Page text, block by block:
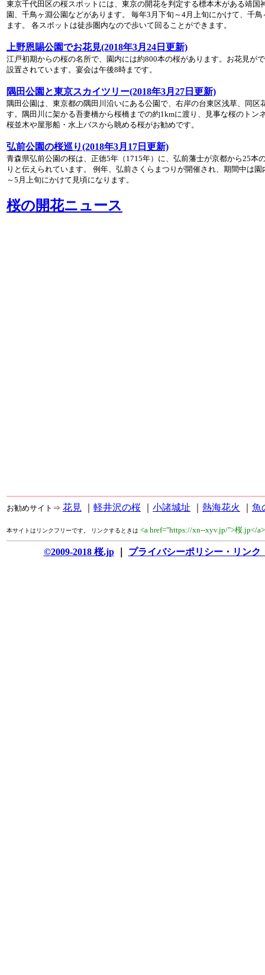
東京千代田区の桜スポットには、東京の開花を判定する標本木がある靖国
園、千鳥ヶ淵公園などがあります。 毎年3月下旬～4月上旬にかけて、千
ます。 各スポットは徒歩圏内なので歩いて回ることができます。
上野恩賜公園でお花見(2018年3月24日更新)
江戸初期からの桜の名所で、園内には約800本の桜があります。お花見が
設置されています。宴会は午後8時まです。
隅田公園と東京スカイツリー(2018年3月27日更新)
隅田公園は、東京都の隅田川沿いにある公園で、右岸の台東区浅草、同
す。隅田川に架かる吾妻橋から桜橋までの約1kmに渡り、見事な桜のトン
桜並木や屋形船・水上バスから眺める桜がお勧めです。
弘前公園の桜巡り(2018年3月17日更新)
青森県弘前公園の桜は、正徳5年（1715年）に、弘前藩士が京都から25本
りと伝えられています。 例年、弘前さくらまつりが開催され、期間中は
～5月上旬にかけて見頃になります。
桜の開花ニュース
お勧めサイト⇒ 花見 軽井沢の桜 小諸城址 熱海花火 魚
本サイトはリンクフリーです。 リンクするときは <a href="https://xn--xyv.jp/">桜.jp</
©2009-2018 桜.jp｜ プライバシーポリシー・リンク